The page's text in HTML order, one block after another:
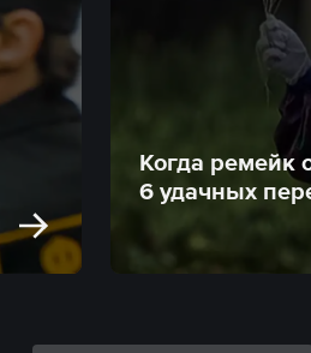
Когда ремейк
6 удачных